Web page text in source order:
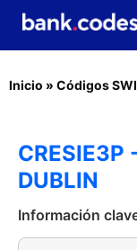
Inicio » Códigos
CRESIE3P
DUBLIN
Información